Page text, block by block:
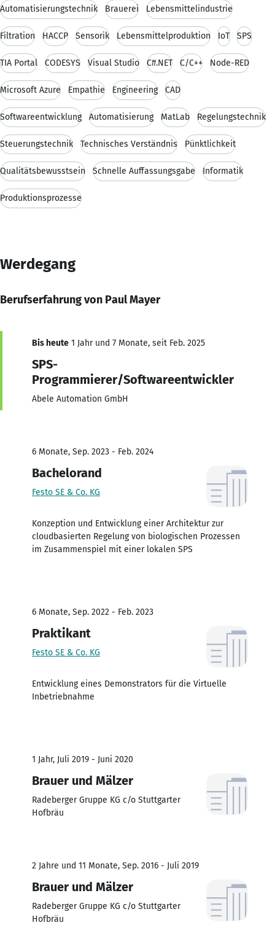
Automatisierungstechnik Brauerei Lebensmittelindustrie
Filtration HACCP Sensorik Lebensmittelproduktion IoT SPS
TIA Portal CODESYS Visual Studio C#.NET C/C++ Node-RED
Microsoft Azure Empathie Engineering CAD
Softwareentwicklung Automatisierung MatLab Regelungstechnik
Steuerungstechnik Technisches Verständnis Pünktlichkeit
Qualitätsbewusstsein Schnelle Auffassungsgabe Informatik
Produktionsprozesse
Werdegang
Berufserfahrung von Paul Mayer
Bis heute 1 Jahr und 7 Monate, seit Feb. 2025
SPS-
Programmierer/Softwareentwickler
Abele Automation GmbH
6 Monate, Sep. 2023 - Feb. 2024
Bachelorand
Festo SE & Co. KG
Konzeption und Entwicklung einer Architektur zur
cloudbasierten Regelung von biologischen Prozessen
im Zusammenspiel mit einer lokalen SPS
6 Monate, Sep. 2022 - Feb. 2023
Praktikant
Festo SE & Co. KG
Entwicklung eines Demonstrators für die Virtuelle
Inbetriebnahme
1 Jahr, Juli 2019 - Juni 2020
Brauer und Mälzer
Radeberger Gruppe KG c/o Stuttgarter
Hofbräu
2 Jahre und 11 Monate, Sep. 2016 - Juli 2019
Brauer und Mälzer
Radeberger Gruppe KG c/o Stuttgarter
Hofbräu